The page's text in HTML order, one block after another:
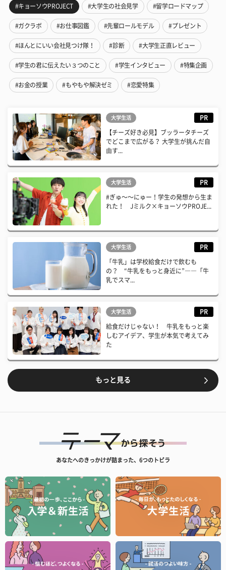
#キョーソウPROJECT #大学生の社会見学 #留学ロードマップ
#ガクラボ #お仕事図鑑 #先輩ロールモデル #プレゼント
#ほんとにいい会社見つけ隊！ #診断 #大学生正直レビュー
#学生の君に伝えたい３つのこと #学生インタビュー #特集企画
#お金の授業 #もやもや解決ゼミ #恋愛特集
大学生活 PR
【チーズ好き必見】ブッラータチーズ
でどこまで広がる？ 大学生が挑んだ自
由す...
大学生活 PR
#ぎゅ〜〜にゅー！学生の発想から生ま
れた！ Jミルク×キョーソウPROJE...
大学生活 PR
「牛乳」は学校給食だけで飲むも
の？ “牛乳をもっと身近に”――「牛
乳でスマ...
大学生活 PR
給食だけじゃない！ 牛乳をもっと楽
しむアイデア、学生が本気で考えてみ
た
もっと見る
あなたへのきっかけが詰まった、6つのトビラ